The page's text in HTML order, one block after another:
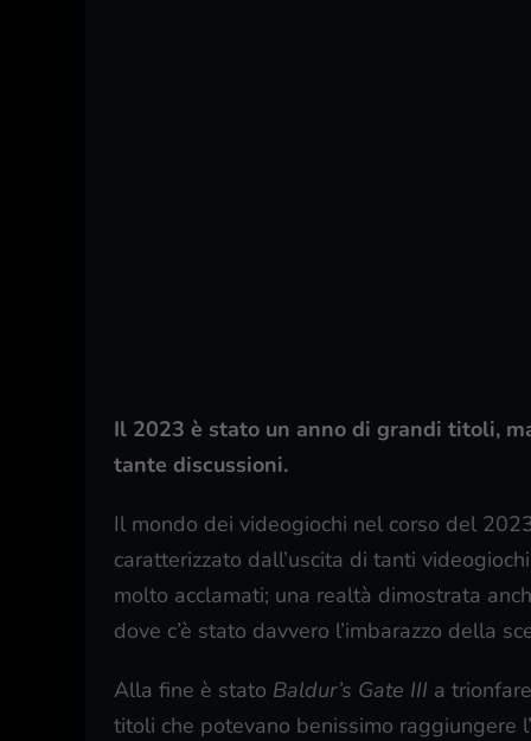
Il 2023 è stato un anno di grandi titoli,
tante discussioni.
Il mondo dei videogiochi nel corso del
caratterizzato dall’uscita di tanti
molto acclamati; una realtà dimostrata
dove c’è stato davvero l’imbarazzo della
Alla fine è stato Baldur’s Gate III a
titoli che potevano benissimo raggiungere